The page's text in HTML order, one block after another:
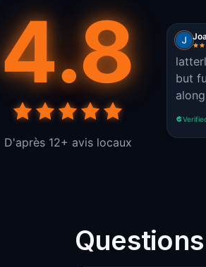
4.8
D'après 12+ avis locaux
but